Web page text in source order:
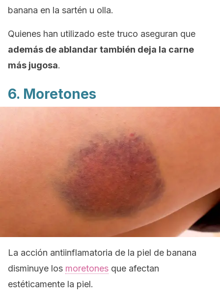
banana en la sartén u olla.
Quienes han utilizado este truco aseguran que
además de ablandar también deja la carne
más jugosa.
6. Moretones
La acción antiinflamatoria de la piel de banana
disminuye los moretones que afectan
estéticamente la piel.